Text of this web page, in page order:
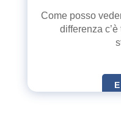
Come posso
differenza